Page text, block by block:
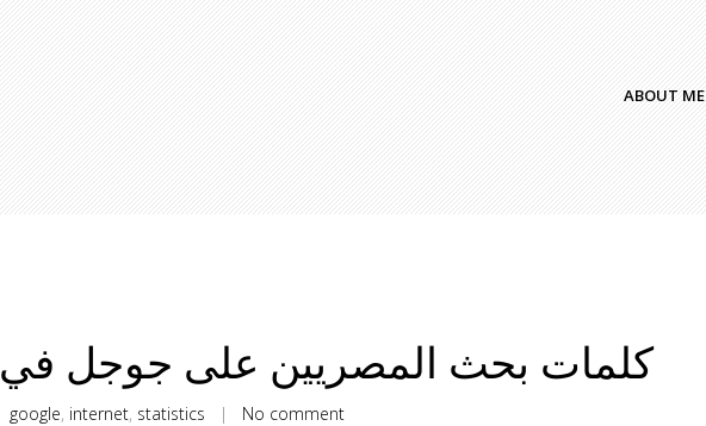
ABOUT ME
كلمات بحث المصريين على جوجل في 2012
google, internet, statistics | No comment